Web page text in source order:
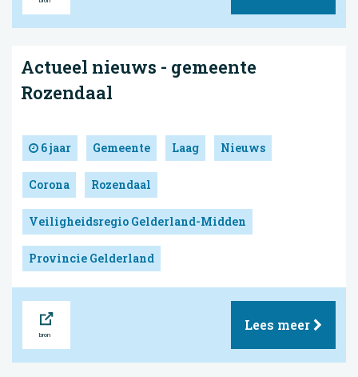
Actueel nieuws - gemeente
Rozendaal
6 jaar Gemeente Laag Nieuws
Corona Rozendaal
Veiligheidsregio Gelderland-Midden
Provincie Gelderland
Lees meer